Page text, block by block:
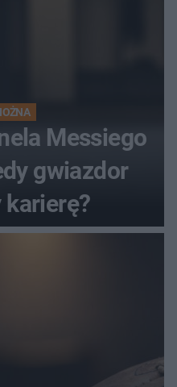
Messiego
gwiazdor